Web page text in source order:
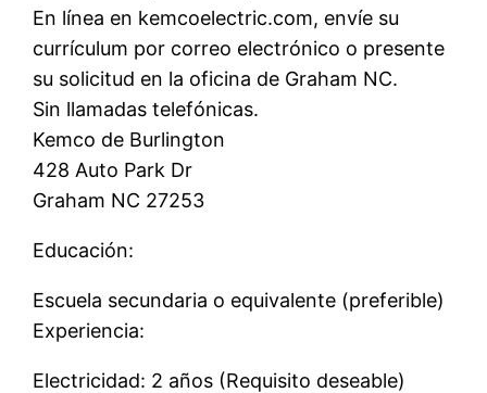
En línea en kemcoelectric.com, envíe su
currículum por correo electrónico o presente
su solicitud en la oficina de Graham NC.
Sin llamadas telefónicas.
Kemco de Burlington
428 Auto Park Dr
Graham NC 27253
Educación:
Escuela secundaria o equivalente (preferible)
Experiencia:
Electricidad: 2 años (Requisito deseable)